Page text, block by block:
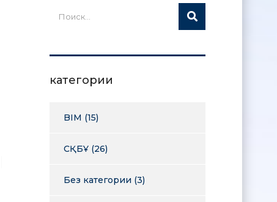
категории
BIM (15)
СҚБҰ (26)
Без категории (3)